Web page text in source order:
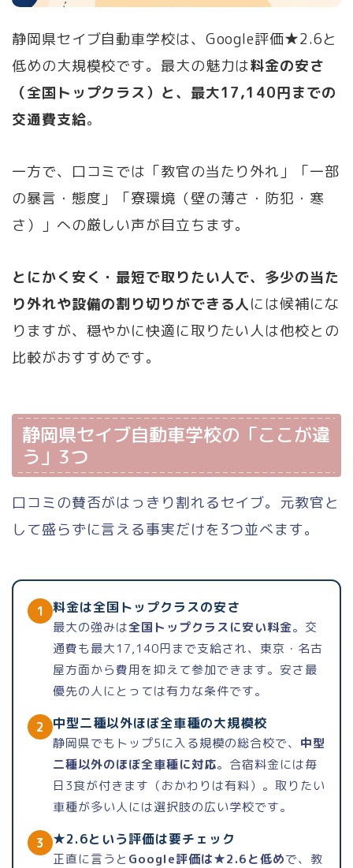
静岡県セイブ自動車学校は、Google評価★2.6と
低めの大規模校です。最大の魅力は料金の安さ
（全国トップクラス）と、最大17,140円までの
交通費支給。
一方で、口コミでは「教官の当たり外れ」「一部
の暴言・態度」「寮環境（壁の薄さ・防犯・寒
さ）」への厳しい声が目立ちます。
とにかく安く・最短で取りたい人で、多少の当た
り外れや設備の割り切りができる人には候補にな
りますが、穏やかに快適に取りたい人は他校との
比較がおすすめです。
静岡県セイブ自動車学校の「ここが違
う」3つ
口コミの賛否がはっきり割れるセイブ。元教官と
して盛らずに言える事実だけを3つ並べます。
1 料金は全国トップクラスの安さ
最大の強みは全国トップクラスに安い料金。交
通費も最大17,140円まで支給され、東京・名古
屋方面から費用を抑えて参加できます。安さ最
優先の人にとっては有力な条件です。
2 中型二種以外ほぼ全車種の大規模校
静岡県でもトップ5に入る規模の総合校で、 中型
二種以外のほぼ全車種に対応。合宿料金には毎
日3食が付きます（おかわりは有料）。取りたい
車種が多い人には選択肢の広い学校です。
3 ★2.6という評価は要チェック
正直に言うと Google評価は★2.6と低めで、教